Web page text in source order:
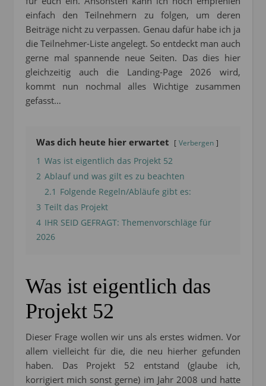
einfach den Teilnehmern zu folgen, um deren
Beiträge nicht zu verpassen. Genau dafür habe ich ja
die Teilnehmer-Liste angelegt. So entdeckt man auch
gerne mal spannende neue Seiten. Das dies hier
gleichzeitig auch die Landing-Page 2026 wird,
kommt nun nochmal alles Wichtige zusammen
gefasst…
Was dich heute hier erwartet Verbergen
1 Was ist eigentlich das Projekt 52
2 Ablauf und was gilt es zu beachten
2.1 Folgende Regeln/Abläufe gibt es:
3 Teilt das Projekt
4 IHR SEID GEFRAGT: Themenvorschläge für
2026
Was ist eigentlich das
Projekt 52
Dieser Frage wollen wir uns als erstes widmen. Vor
allem vielleicht für die, die neu hierher gefunden
haben. Das Projekt 52 entstand (glaube ich,
korrigiert mich sonst gerne) im Jahr 2008 und hatte